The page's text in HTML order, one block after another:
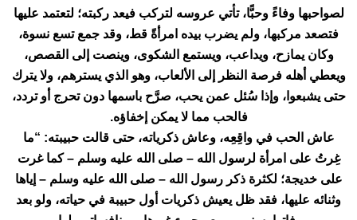
لصواحبها وفاءً وحبًّا، تأتي عروسه لتركب فيعد ركبته؛ لتعتمد عليها
فتصعد مركبها، ولم يضرب بيده امرأةً قط، وقد جمع تسع نسوة،
وكان يمازح، ويداعب، ويستمع الشكوى، وينصت إلى القصص،
ويعطي أهله فرصة النظر إلى الألعاب، وهو الذي يسترهم، ولا يترك
حتى يشبعوا، وإذا سُئل عمن يحب، صرَّح باسمها دون تحرج أو تردد،
فالحب مما لا يمكن إخفاؤه.
عاش الحب في واقِعِه، وعاش ذكرياته، حتى قالت حبيبته: “ما
غِرتُ على امرأة لرسول الله – صلى الله عليه وسلم – كما غرت
على خديجة؛ لكثرة ذكر رسول الله – صلى الله عليه وسلم – إياها
وثنائه عليها، فقد ظل يعيش ذكريات أول حبيبة في حياته، ولو بعد